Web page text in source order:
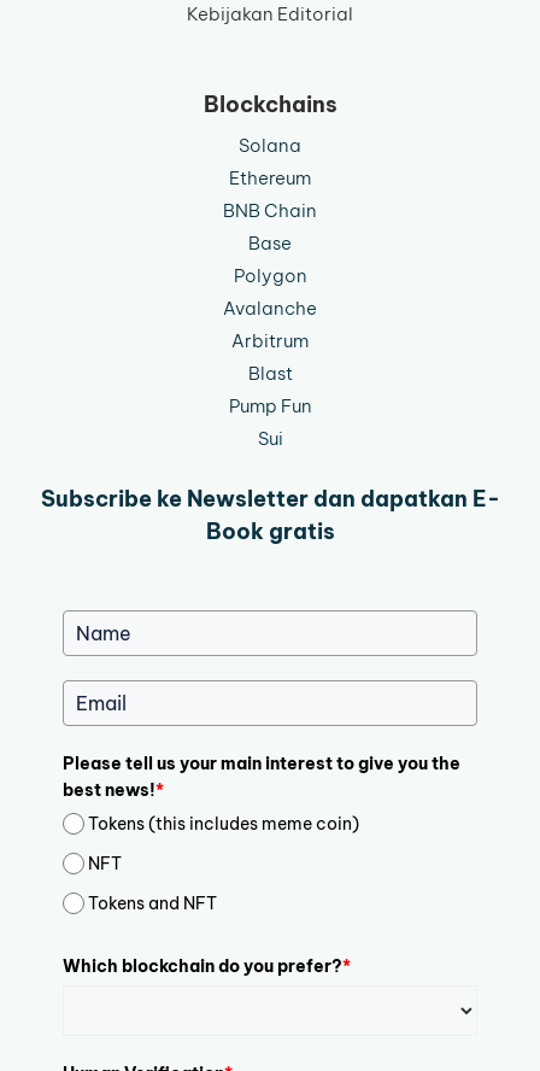
Kebijakan Editorial
Blockchains
Solana
Ethereum
BNB Chain
Base
Polygon
Avalanche
Arbitrum
Blast
Pump Fun
Sui
Subscribe ke Newsletter dan dapatkan E-
Book gratis
Please tell us your main interest to give you the
best news!*
Tokens (this includes meme coin)
NFT
Tokens and NFT
Which blockchain do you prefer?*